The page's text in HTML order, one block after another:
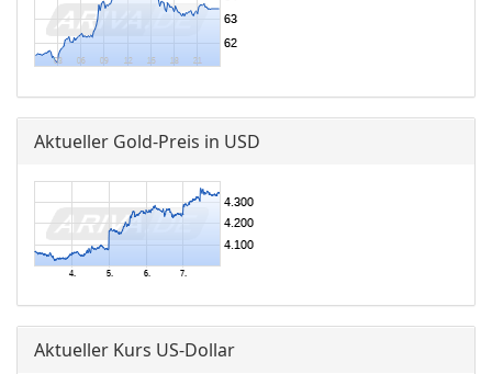
Aktueller Gold-Preis in USD
Aktueller Kurs US-Dollar